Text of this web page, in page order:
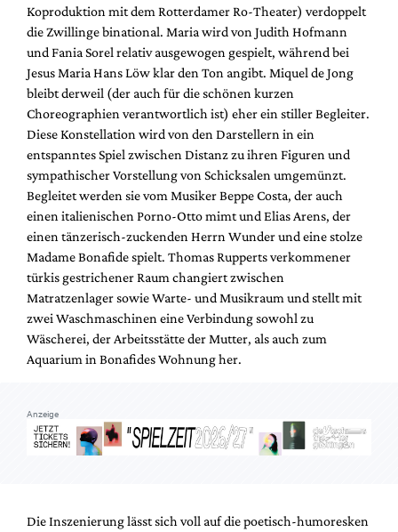
Koproduktion mit dem Rotterdamer Ro-Theater) verdoppelt
die Zwillinge binational. Maria wird von Judith Hofmann
und Fania Sorel relativ ausgewogen gespielt, während bei
Jesus Maria Hans Löw klar den Ton angibt. Miquel de Jong
bleibt derweil (der auch für die schönen kurzen
Choreographien verantwortlich ist) eher ein stiller Begleiter.
Diese Konstellation wird von den Darstellern in ein
entspanntes Spiel zwischen Distanz zu ihren Figuren und
sympathischer Vorstellung von Schicksalen umgemünzt.
Begleitet werden sie vom Musiker Beppe Costa, der auch
einen italienischen Porno-Otto mimt und Elias Arens, der
einen tänzerisch-zuckenden Herrn Wunder und eine stolze
Madame Bonafide spielt. Thomas Rupperts verkommener
türkis gestrichener Raum changiert zwischen
Matratzenlager sowie Warte- und Musikraum und stellt mit
zwei Waschmaschinen eine Verbindung sowohl zu
Wäscherei, der Arbeitsstätte der Mutter, als auch zum
Aquarium in Bonafides Wohnung her.
Anzeige
Die Inszenierung lässt sich voll auf die poetisch-humoresken